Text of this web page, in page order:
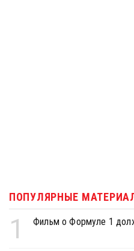
ПОПУЛЯРНЫЕ
1 Фильм о Формуле 1